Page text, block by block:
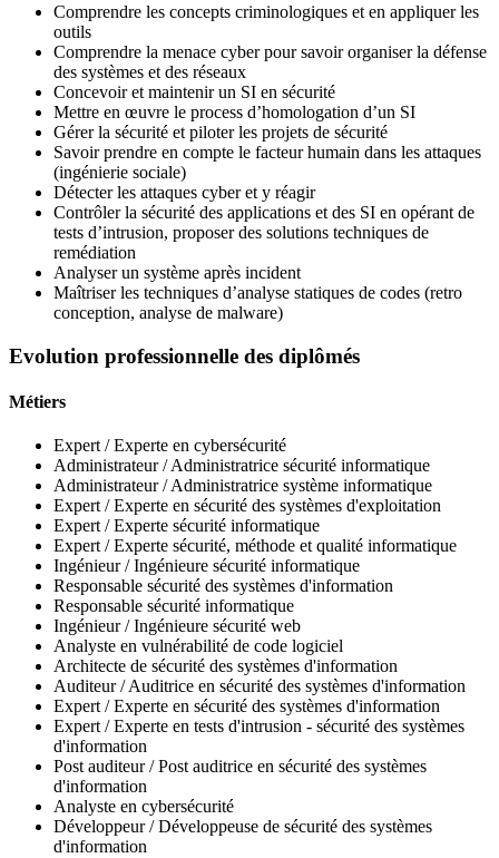
Comprendre les concepts criminologiques et en appliquer les
outils
Comprendre la menace cyber pour savoir organiser la défense
des systèmes et des réseaux
Concevoir et maintenir un SI en sécurité
Mettre en œuvre le process d’homologation d’un SI
Gérer la sécurité et piloter les projets de sécurité
Savoir prendre en compte le facteur humain dans les attaques
(ingénierie sociale)
Détecter les attaques cyber et y réagir
Contrôler la sécurité des applications et des SI en opérant de
tests d’intrusion, proposer des solutions techniques de
remédiation
Analyser un système après incident
Maîtriser les techniques d’analyse statiques de codes (retro
conception, analyse de malware)
Evolution professionnelle des diplômés
Métiers
Expert / Experte en cybersécurité
Administrateur / Administratrice sécurité informatique
Administrateur / Administratrice système informatique
Expert / Experte en sécurité des systèmes d'exploitation
Expert / Experte sécurité informatique
Expert / Experte sécurité, méthode et qualité informatique
Ingénieur / Ingénieure sécurité informatique
Responsable sécurité des systèmes d'information
Responsable sécurité informatique
Ingénieur / Ingénieure sécurité web
Analyste en vulnérabilité de code logiciel
Architecte de sécurité des systèmes d'information
Auditeur / Auditrice en sécurité des systèmes d'information
Expert / Experte en sécurité des systèmes d'information
Expert / Experte en tests d'intrusion - sécurité des systèmes
d'information
Post auditeur / Post auditrice en sécurité des systèmes
d'information
Analyste en cybersécurité
Développeur / Développeuse de sécurité des systèmes
d'information